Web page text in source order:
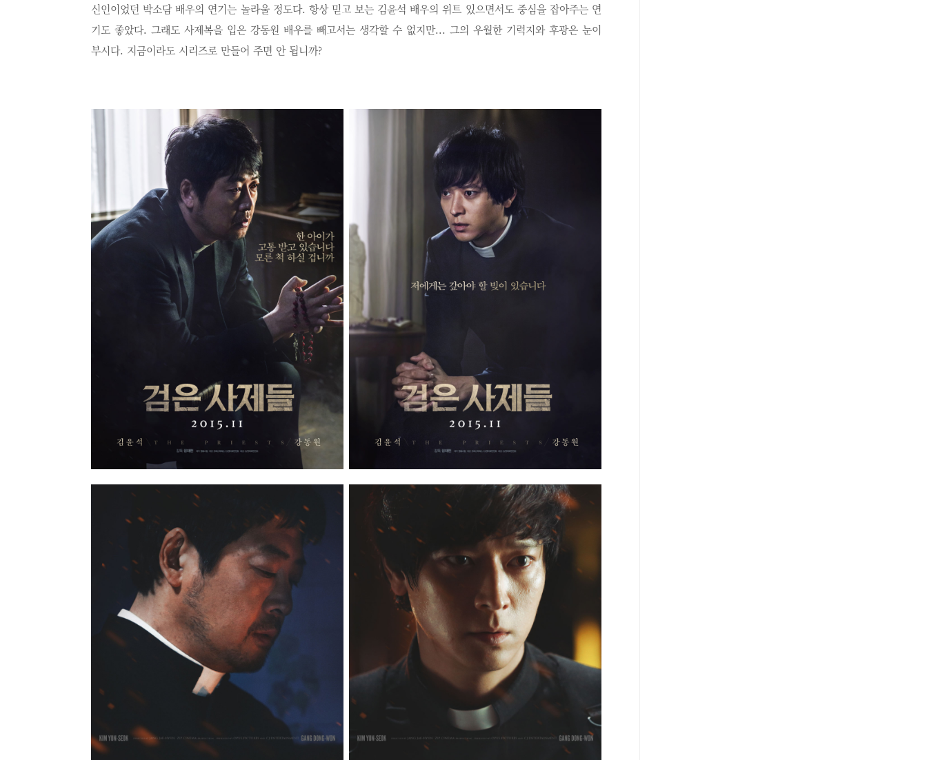
신인이었던 박소담 배우의 연기는 놀라울 정도다. 항상 믿고 보는 김윤석 배우의 위트 있으면서도 중심을 잡아주는 연
기도 좋았다. 그래도 사제복을 입은 강동원 배우를 빼고서는 생각할 수 없지만... 그의 우월한 기럭지와 후광은 눈이
부시다. 지금이라도 시리즈로 만들어 주면 안 됩니까?